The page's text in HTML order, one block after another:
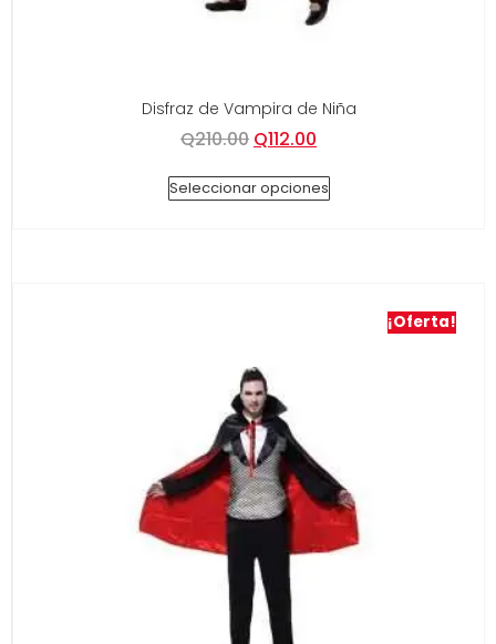
Disfraz de Vampira de Niña
Q210.00 Q112.00
Seleccionar opciones
¡Oferta!